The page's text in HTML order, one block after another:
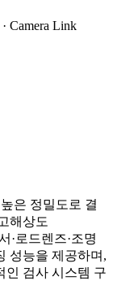
Camera Link
은 정밀도로 결
해상도
·로드렌즈·조명
성능을 제공하며,
인 검사 시스템 구